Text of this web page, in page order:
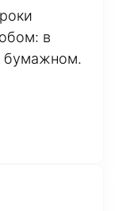
в
бумажном.